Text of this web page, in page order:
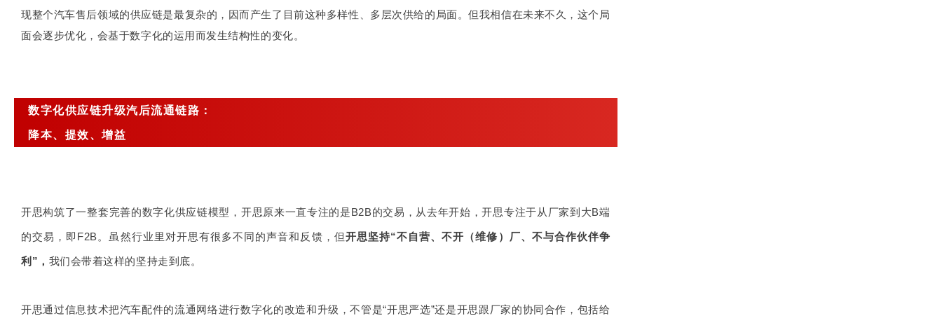
现整个汽车售后领域的供应链是最复杂的，因而产生了目前这种多样性、多层次供给的局面。但我相信在未来不久，这个局
面会逐步优化，会基于数字化的运用而发生结构性的变化。
数字化供应链升级汽后流通链路：
降本、提效、增益
开思构筑了一整套完善的数字化供应链模型，开思原来一直专注的是B2B的交易，从去年开始，开思专注于从厂家到大B端
的交易，即F2B。虽然行业里对开思有很多不同的声音和反馈，但开思坚持“不自营、不开（维修）厂、不与合作伙伴争
利”， 我们会带着这样的坚持走到底。
开思通过信息技术把汽车配件的流通网络进行数字化的改造和升级，不管是“开思严选”还是开思跟厂家的协同合作，包括给